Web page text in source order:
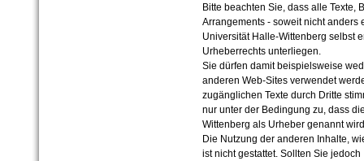
Bitte beachten Sie, dass alle Texte,
Arrangements - soweit nicht anders
Universität Halle-Wittenberg selbst
Urheberrechts unterliegen.
Sie dürfen damit beispielsweise
anderen Web-Sites verwendet
zugänglichen Texte durch Dritte
nur unter der Bedingung zu, dass
Wittenberg als Urheber genannt
Die Nutzung der anderen Inhalte,
ist nicht gestattet. Sollten Sie